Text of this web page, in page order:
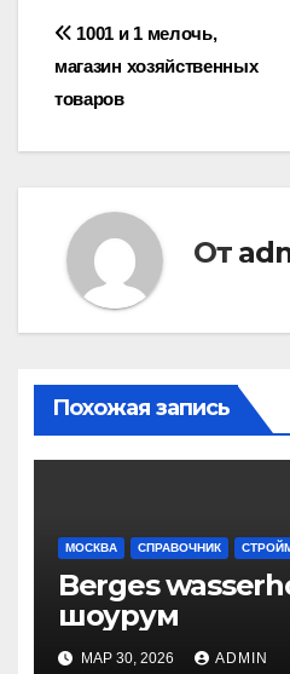
Навигация
по
записям
1001 и 1 мелочь,
магазин хозяйственных
товаров
От
Похожая запись
МОСКВА СПРАВОЧНИК
Berges
шоурум
МАР 30, 2026 ADMIN